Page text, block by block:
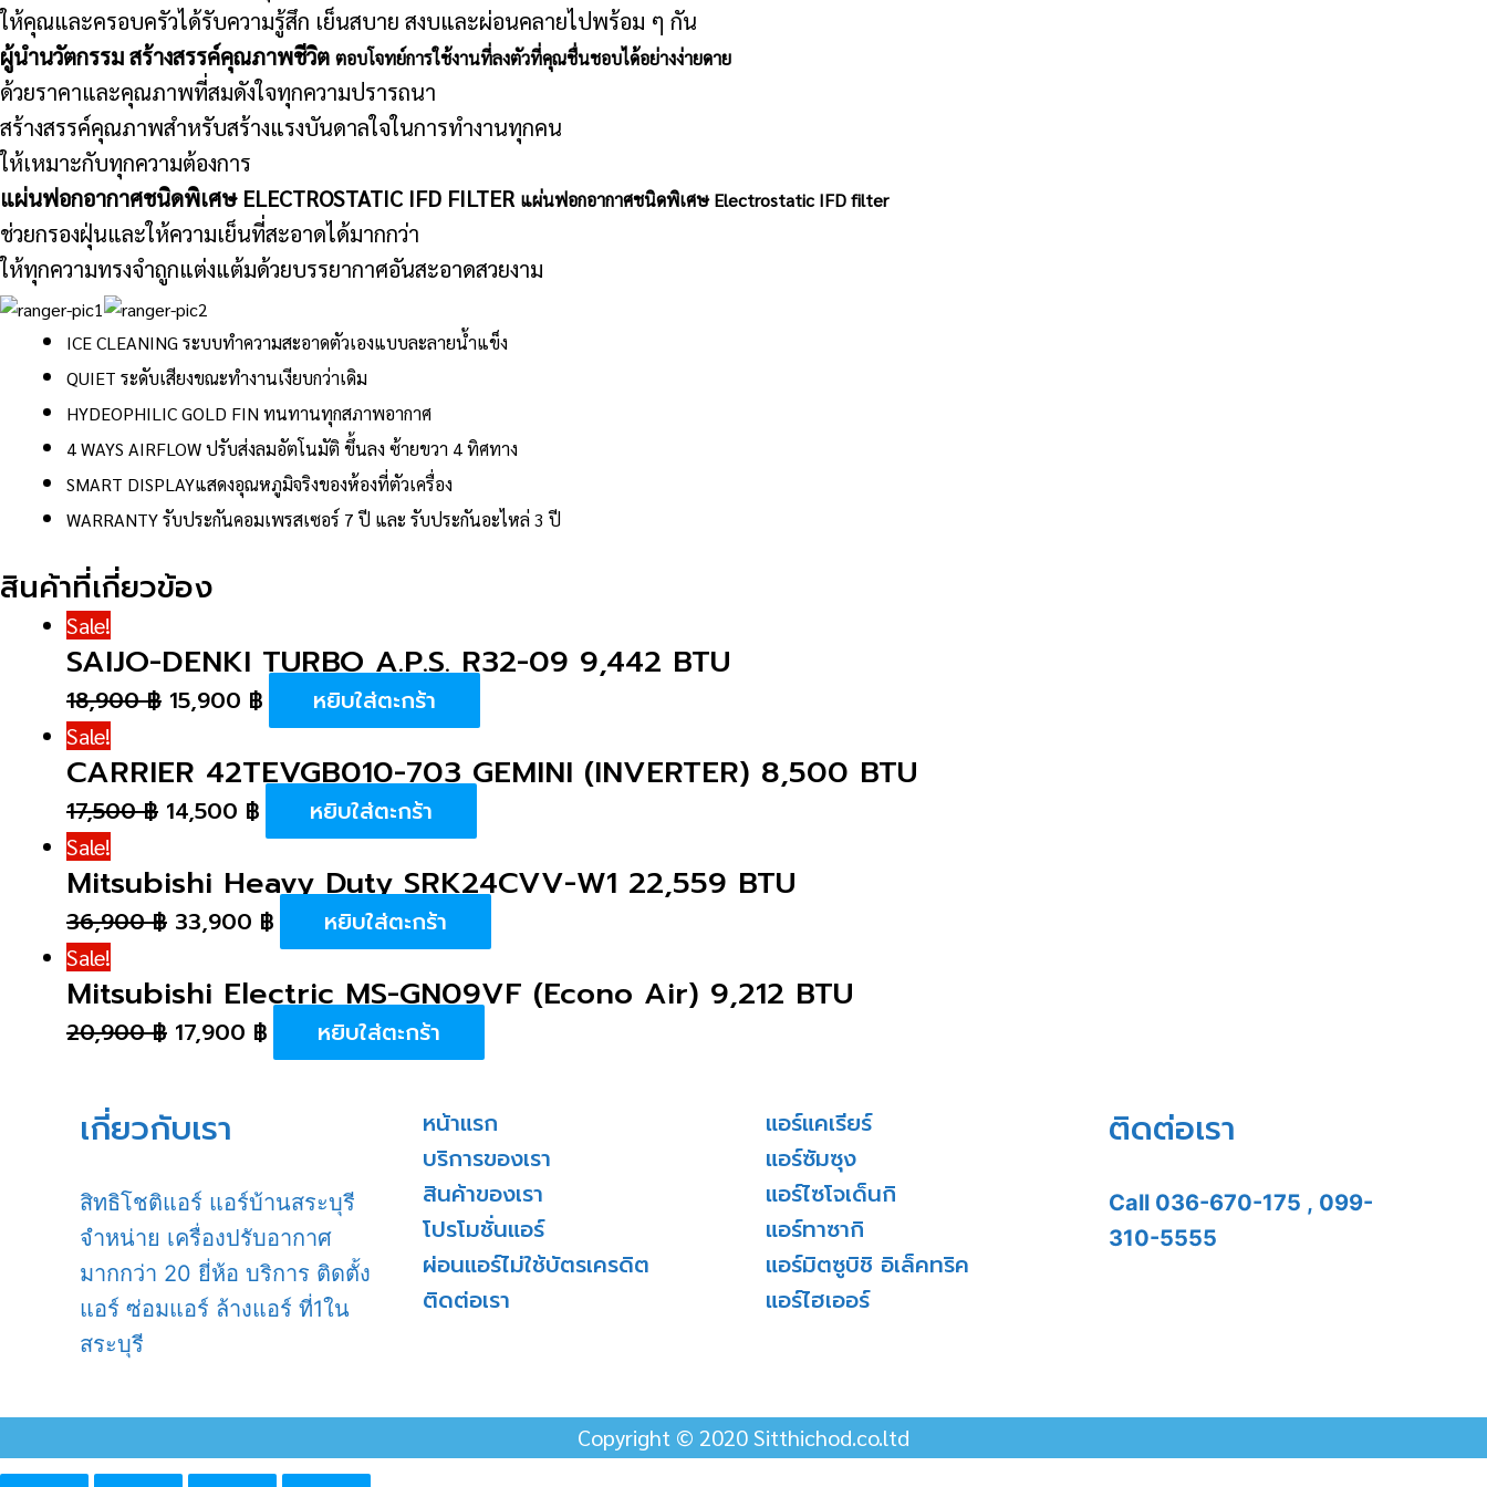
ให้คุณและครอบครัวได้รับความรู้สึก เย็นสบาย สงบและผ่อนคลายไปพร้อม ๆ กัน
ผู้นำนวัตกรรม สร้างสรรค์คุณภาพชีวิต ตอบโจทย์การใช้งานที่ลงตัวที่คุณชื่นชอบได้อย่างง่ายดาย
ด้วยราคาและคุณภาพที่สมดังใจทุกความปรารถนา
สร้างสรรค์คุณภาพสำหรับสร้างแรงบันดาลใจในการทำงานทุกคน
ให้เหมาะกับทุกความต้องการ
แผ่นฟอกอากาศชนิดพิเศษ ELECTROSTATIC IFD FILTER แผ่นฟอกอากาศชนิดพิเศษ Electrostatic IFD filter
ช่วยกรองฝุ่นและให้ความเย็นที่สะอาดได้มากกว่า
ให้ทุกความทรงจำถูกแต่งแต้มด้วยบรรยากาศอันสะอาดสวยงาม
ICE CLEANING ระบบทำความสะอาดตัวเองแบบละลายน้ำแข็ง
QUIET ระดับเสียงขณะทำงานเงียบกว่าเดิม
HYDEOPHILIC GOLD FIN ทนทานทุกสภาพอากาศ
4 WAYS AIRFLOWปรับส่งลมอัตโนมัติ ขึ้นลง ซ้ายขวา 4 ทิศทาง
SMART DISPLAYแสดงอุณหภูมิจริงของห้องที่ตัวเครื่อง
WARRANTYรับประกันคอมเพรสเซอร์ 7 ปี และ รับประกันอะไหล่ 3 ปี
สินค้าที่เกี่ยวข้อง
Sale!
SAIJO-DENKI TURBO A.P.S. R32-09 9,442 BTU
18,900฿ 15,900 ฿ หยิบใส่ตะกร้า
Sale!
CARRIER 42TEVGB010-703 GEMINI (INVERTER) 8,500 BTU
17,500฿ 14,500 ฿ หยิบใส่ตะกร้า
Sale!
Mitsubishi Heavy Duty SRK24CVV-W1 22,559 BTU
36,900฿ 33,900 ฿ หยิบใส่ตะกร้า
Sale!
Mitsubishi Electric MS-GN09VF (Econo Air) 9,212 BTU
20,900฿ 17,900 ฿ หยิบใส่ตะกร้า
เกี่ยวกับเรา
สิทธิโชติแอร์ แอร์บ้านสระบุรี
จำหน่าย เครื่องปรับอากาศ
มากกว่า 20 ยี่ห้อ บริการ ติดตั้ง
แอร์ ซ่อมแอร์ ล้างแอร์ ที่1ใน
สระบุรี
หน้าแรก
บริการของเรา
สินค้าของเรา
โปรโมชั่นแอร์
ผ่อนแอร์ไม่ใช้บัตรเครดิต
ติดต่อเรา
แอร์แคเรียร์
แอร์ซัมซุง
แอร์ไซโจเด็นกิ
แอร์ทาซากิ
แอร์มิตซูบิชิ อิเล็คทริค
แอร์ไฮเออร์
ติดต่อเรา
Call 036-670-175 , 099-
310-5555
Copyright © 2020 Sitthichod.co.ltd